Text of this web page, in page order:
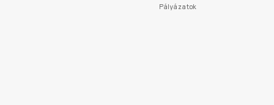
Pályázatok